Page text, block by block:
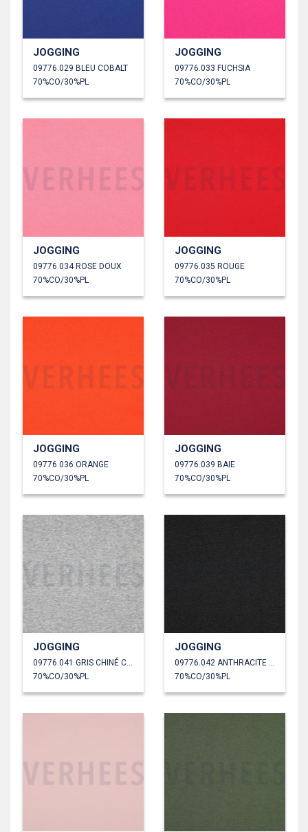
JOGGING
09776.029 BLEU COBALT
70%CO/30%PL
JOGGING
09776.033 FUCHSIA
70%CO/30%PL
JOGGING
09776.034 ROSE DOUX
70%CO/30%PL
JOGGING
09776.035 ROUGE
70%CO/30%PL
JOGGING
09776.036 ORANGE
70%CO/30%PL
JOGGING
09776.039 BAIE
70%CO/30%PL
JOGGING
70%CO/30%PL
JOGGING
70%CO/30%PL